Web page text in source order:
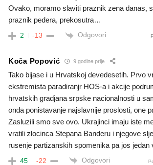
Ovako, moramo slaviti praznik zena danas,
praznik pedera, prekosutra…
2 -13 Odgovori
Koča Popović 9 godine prije
Tako bijase i u Hrvatskoj devedesetih. Prvo
ekstremista paradiranjr HOS-a i akcije
hrvatskih gradjana srpske nacionalnosti u
onda ponistavanje najslavnije proslosti, one
Zasluzili smo sve ovo. Ukrajinci imaju iste
vratili zlocinca Stepana Banderu i njegove
rusenje partizanskih spomenika pa jos jedan
45 -22 Odgovori